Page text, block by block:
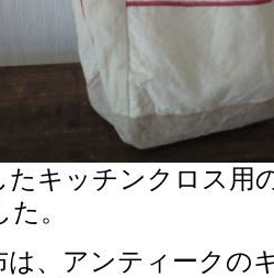
たキッチンクロス用
。
は、アンティークの